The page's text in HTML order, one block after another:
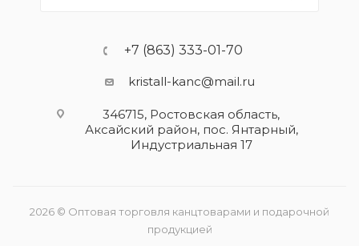
+7 (863) 333-01-70
kristall-kanc@mail.ru
346715, Ростовская область​,
Аксайский район, пос. Янтарный,
Индустриальная 17
2026 © Оптовая торговля канцтоварами и подарочной
продукцией